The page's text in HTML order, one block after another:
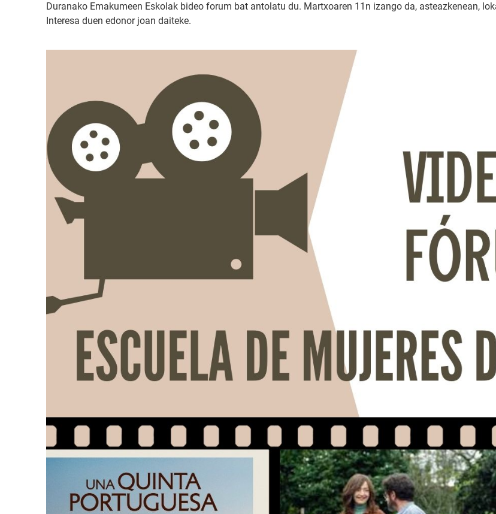
Duranako Emakumeen Eskolak bideo forum bat antolatu du. Martxoaren 11n izango da, asteazkenean,
Interesa duen edonor joan daiteke.